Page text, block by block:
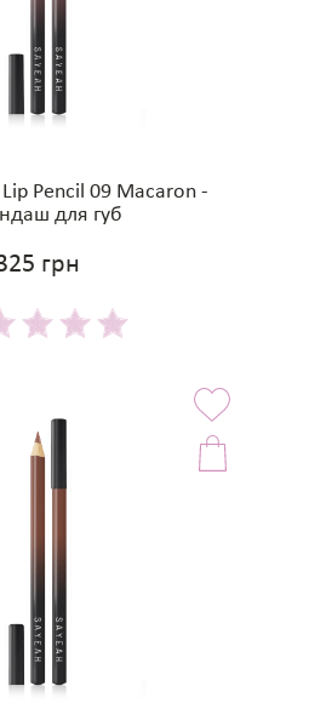
Pencil 09 Macaron -
для губ
грн